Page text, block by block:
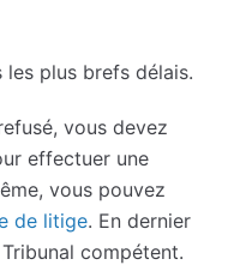
plus brefs délais.
vous devez
effectuer une
vous pouvez
de litige. En dernier
compétent.